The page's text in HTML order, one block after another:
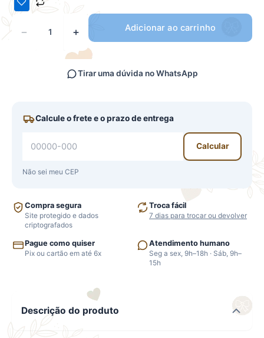
− + Adicionar ao carrinho
Tirar uma dúvida no WhatsApp
Calcule o frete e o prazo de entrega
Calcular
Não sei meu CEP
Compra segura
Site protegido e dados
criptografados
Troca fácil
7 dias para trocar ou devolver
Pague como quiser
Pix ou cartão em até 6x
Atendimento humano
Seg a sex, 9h–18h · Sáb, 9h–
15h
Descrição do produto